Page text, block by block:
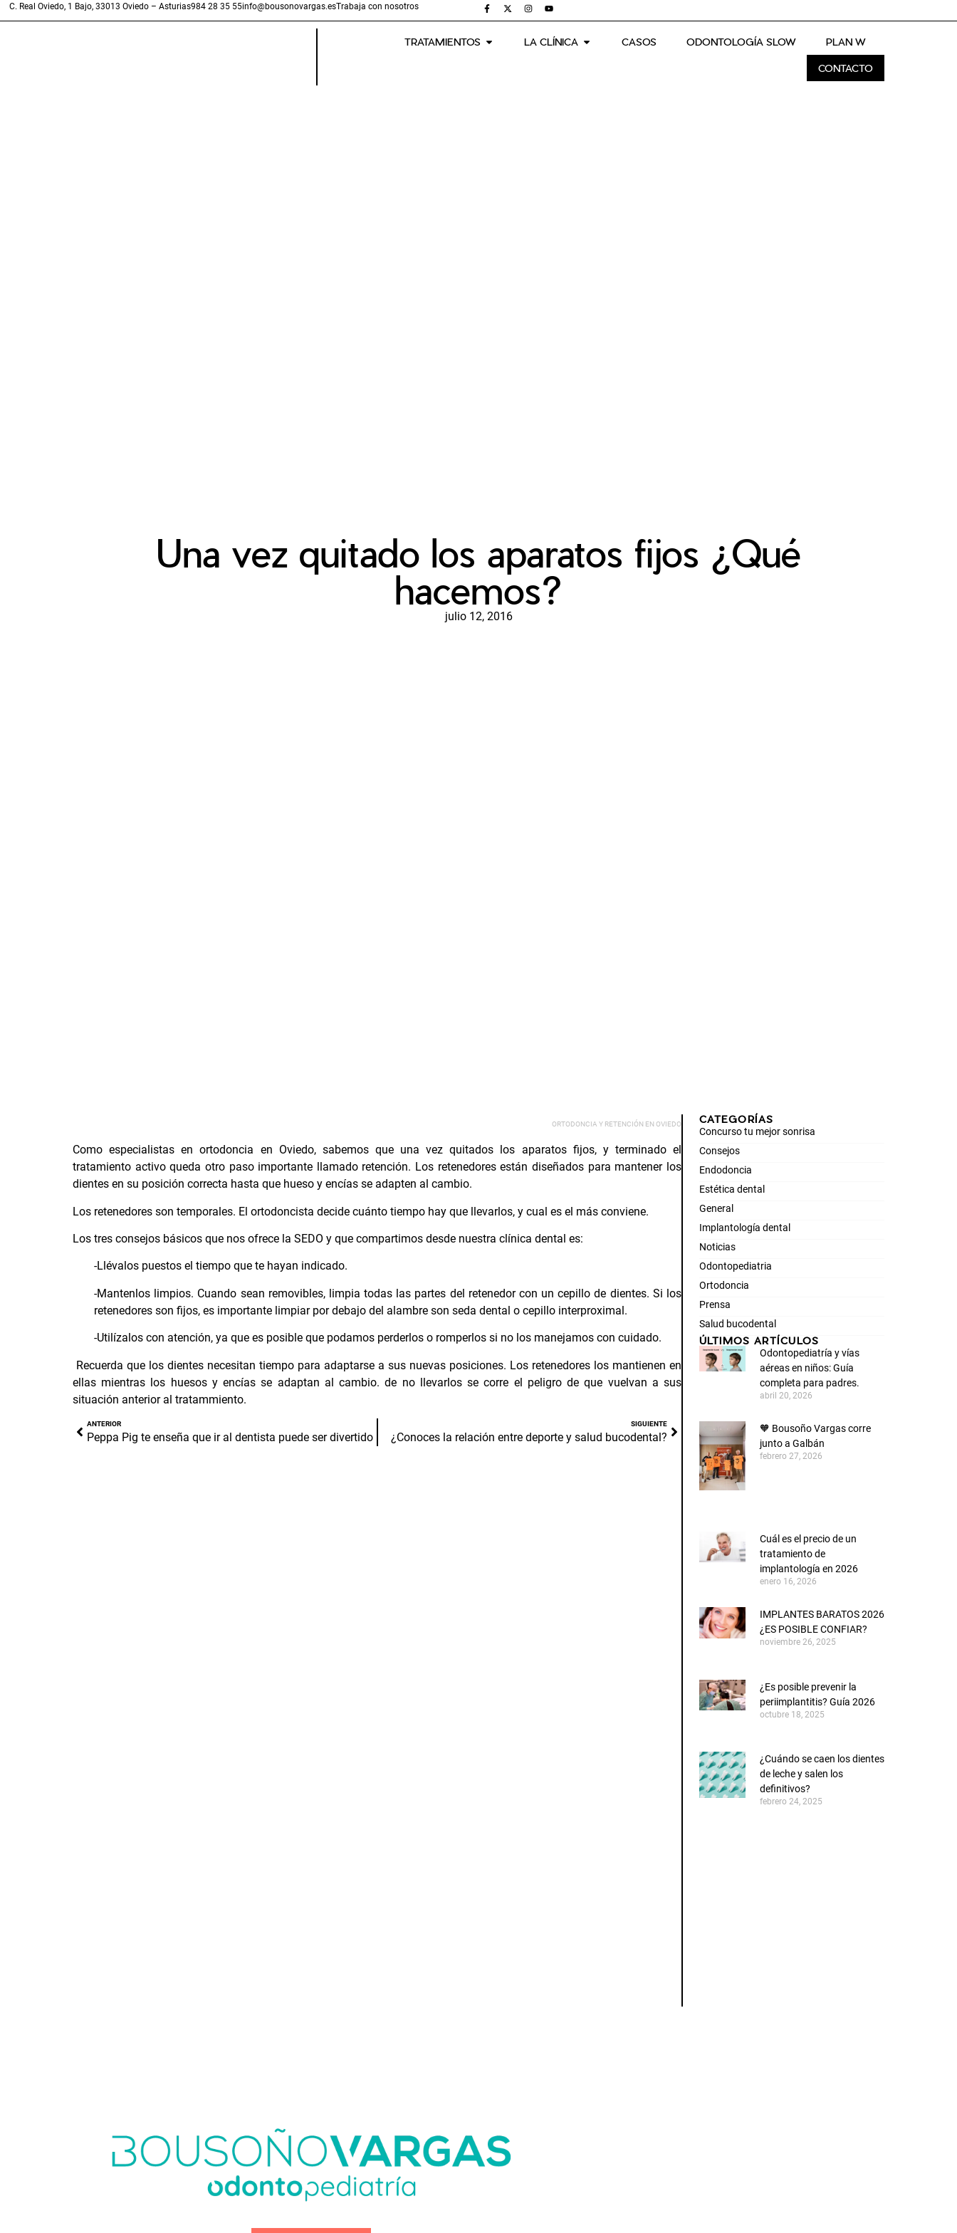
C. Real Oviedo, 1 Bajo, 33013 Oviedo – Asturias984 28 35 55info@bousonovargas.esTrabaja con nosotros
TRATAMIENTOS LA CLÍNICA CASOS ODONTOLOGÍA SLOW PLAN W
CONTACTO
Una vez quitado los aparatos fijos ¿Qué
hacemos?
julio 12, 2016
ORTODONCIA Y RETENCIÓN EN OVIEDO
Como especialistas enortodoncia en Oviedo, sabemos que una vez quitados los aparatos fijos, y terminado el
tratamiento activo queda otro paso importante llamado retención. Los retenedores están diseñados para mantener los
dientes en su posición correcta hasta que hueso y encías se adapten al cambio.
Los retenedores son temporales. El ortodoncista decide cuánto tiempo hay que llevarlos, y cual es el más conviene.
Los tres consejos básicos que nos ofrece la SEDO y que compartimos desde nuestra clínica dental es:
-Llévalos puestos el tiempo que te hayan indicado.
-Mantenlos limpios. Cuando sean removibles, limpia todas las partes del retenedor con un cepillo de dientes. Si los
retenedores son fijos, es importante limpiar por debajo del alambre son seda dental o cepillo interproximal.
-Utilízalos con atención, ya que es posible que podamos perderlos o romperlos si no los manejamos con cuidado.
Recuerda que los dientes necesitan tiempo para adaptarse a sus nuevas posiciones. Los retenedores los mantienen en
ellas mientras los huesos y encías se adaptan al cambio. de no llevarlos se corre el peligro de que vuelvan a sus
situación anterior al tratammiento.
ANTERIOR
Peppa Pig te enseña que ir al dentista puede ser divertido
SIGUIENTE
¿Conoces la relación entre deporte y salud bucodental?
CATEGORÍAS
Concurso tu mejor sonrisa
Consejos
Endodoncia
Estética dental
General
Implantología dental
Noticias
Odontopediatria
Ortodoncia
Prensa
Salud bucodental
ÚLTIMOS ARTÍCULOS
Odontopediatría y vías
aéreas en niños: Guía
completa para padres.
abril 20, 2026
🧡 Bousoño Vargas corre
junto a Galbán
febrero 27, 2026
Cuál es el precio de un
tratamiento de
implantología en 2026
enero 16, 2026
IMPLANTES BARATOS 2026
¿ES POSIBLE CONFIAR?
noviembre 26, 2025
¿Es posible prevenir la
periimplantitis? Guía 2026
octubre 18, 2025
¿Cuándo se caen los dientes
de leche y salen los
definitivos?
febrero 24, 2025